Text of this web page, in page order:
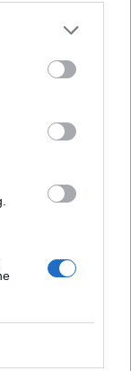
με τη
των
το
για την